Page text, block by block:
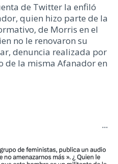
de Twitter la enfiló
quien hizo parte de la
de Morris en el
no le renovaron su
denuncia realizada por
de la misma Afanador en